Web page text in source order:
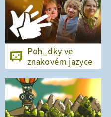
Poh_dky ve
znakovém jazyce